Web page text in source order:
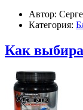
Автор:
Категория:
Как